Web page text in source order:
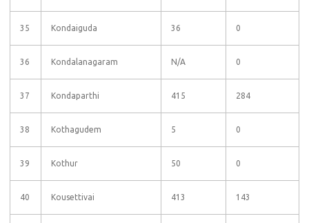
35 Kondaiguda 36 0
36 Kondalanagaram N/A 0
37 Kondaparthi 415 284
38 Kothagudem 5 0
39 Kothur 50 0
40 Kousettivai 413 143